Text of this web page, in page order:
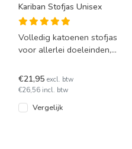
Kariban Stofjas Unisex
Volledig katoenen stofjas
voor allerlei doeleinden,
Twillstof die op 60°
€21,95 excl. btw
€26,56 incl. btw
Vergelijk